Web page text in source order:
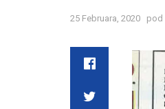
25 Februara, 2020 pod